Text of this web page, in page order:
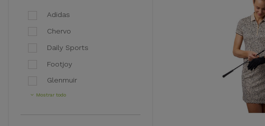
Adidas
Chervo
Daily Sports
Footjoy
Glenmuir
Mostrar todo